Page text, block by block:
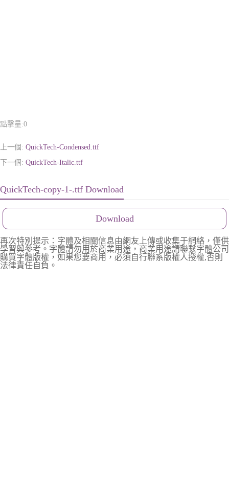
點擊量:0
上一個: QuickTech-Condensed.ttf
下一個: QuickTech-Italic.ttf
QuickTech-copy-1-.ttf Download
Download
再次特別提示：字體及相關信息由網友上傳或收集于網絡，僅供
學習與參考。字體請勿用於商業用途，商業用途請聯繫字體公司
購買字體版權，如果您要商用，必須自行聯系版權人授權,否則
法律責任自負。